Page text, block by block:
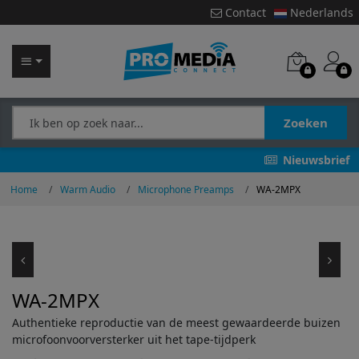
Contact Nederlands
Zoeken
Nieuwsbrief
Home Warm Audio Microphone Preamps WA-2MPX
WA-2MPX
Authentieke reproductie van de meest gewaardeerde buizen
microfoonvoorversterker uit het tape-tijdperk